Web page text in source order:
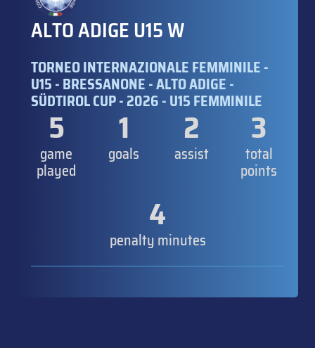
ALTO ADIGE U15 W
TORNEO INTERNAZIONALE FEMMINILE -
U15 - BRESSANONE - ALTO ADIGE -
SÜDTIROL CUP - 2026 - U15 FEMMINILE
5
game
played
1
goals
2
assist
3
total
points
4
penalty minutes